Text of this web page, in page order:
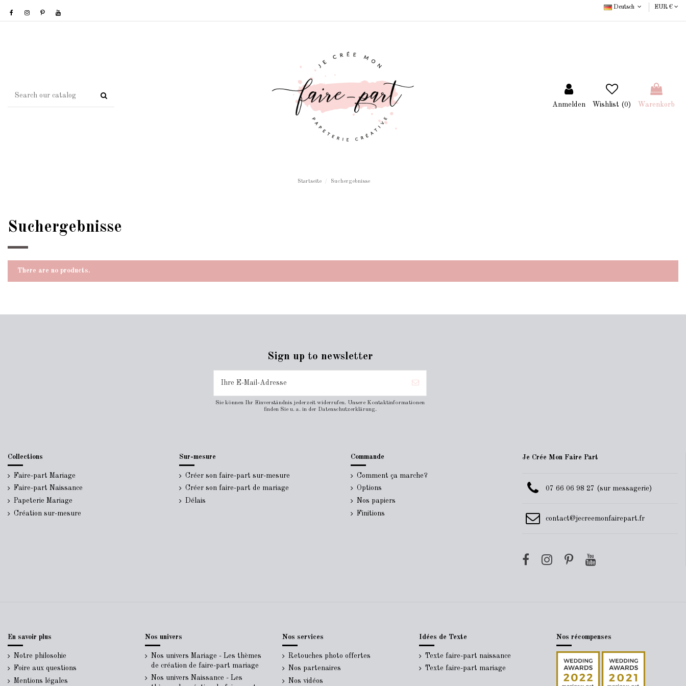
Deutsch EUR €
Anmelden Wishlist (0) Warenkorb
Startseite Suchergebnisse
Suchergebnisse
There are no products.
Sign up to newsletter
Sie können Ihr Einverständnis jederzeit widerrufen. Unsere Kontaktinformationen
finden Sie u. a. in der Datenschutzerklärung.
Collections
Faire-part Mariage
Faire-part Naissance
Papeterie Mariage
Création sur-mesure
Sur-mesure
Créer son faire-part sur-mesure
Créer son faire-part de mariage
Délais
Commande
Comment ça marche?
Options
Nos papiers
Finitions
Je Crée Mon Faire Part
07 66 06 98 27 (sur messagerie)
contact@jecreemonfairepart.fr
En savoir plus
Notre philosohie
Foire aux questions
Mentions légales
Nos univers
Nos univers Mariage - Les thèmes
de création de faire-part mariage
Nos univers Naissance - Les
Nos services
Retouches photo offertes
Nos partenaires
Nos vidéos
Idées de Texte
Texte faire-part naissance
Texte faire-part mariage
Nos récompenses